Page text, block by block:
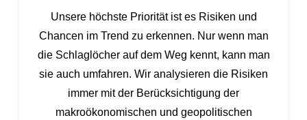
Unsere höchste Priorität ist es Risiken und
Chancen im Trend zu erkennen. Nur wenn man
die Schlaglöcher auf dem Weg kennt, kann man
sie auch umfahren. Wir analysieren die Risiken
immer mit der Berücksichtigung der
makroökonomischen und geopolitischen